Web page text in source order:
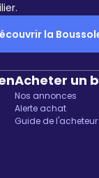
la
Acheter un
Nos annonces
Alerte achat
Guide de l'acheteur